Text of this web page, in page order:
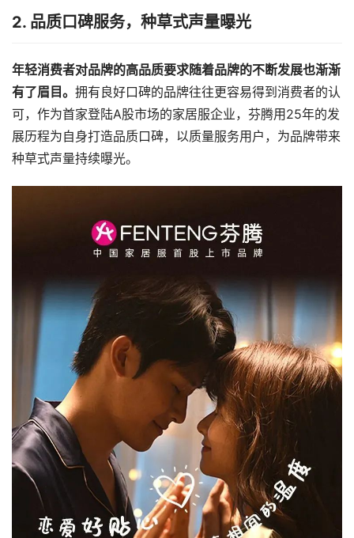
2. 品质口碑服务，种草式声量曝光
年轻消费者对品牌的高品质要求随着品牌的不断发展也渐渐
有了眉目。 拥有良好口碑的品牌往往更容易得到消费者的认
可，作为首家登陆A股市场的家居服企业，芬腾用25年的发
展历程为自身打造品质口碑，以质量服务用户，为品牌带来
种草式声量持续曝光。